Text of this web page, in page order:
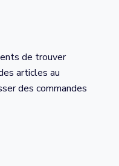
de trouver
articles au
des commandes